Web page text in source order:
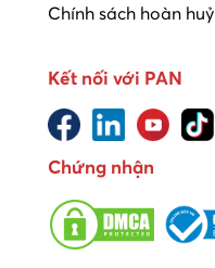
Chính sách hoàn huỷ
Kết nối với PAN
Chứng nhận